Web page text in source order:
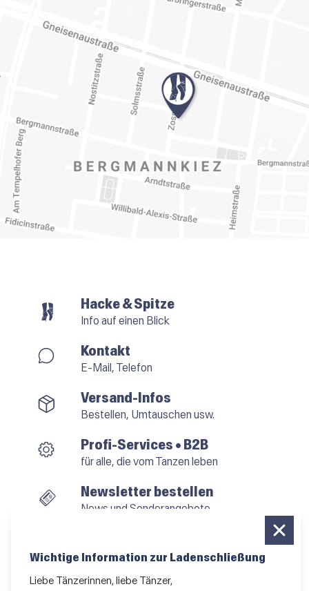
Hacke & Spitze
Info auf einen Blick
Kontakt
E-Mail, Telefon
Versand-Infos
Bestellen, Umtauschen usw.
Profi-Services • B2B
für alle, die vom Tanzen leben
Newsletter bestellen
News und Sonderangebote
AGB•Impressum• Datenschutz
Wichtige Information zur Ladenschließung
Liebe Tänzerinnen, liebe Tänzer,